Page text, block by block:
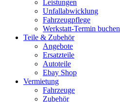
Leistungen
Unfallabwicklung
Fahrzeugpflege
Werkstatt-Termin buchen
Teile & Zubehör
Angebote
Ersatzteile
Autoteile
Ebay Shop
Vermietung
Fahrzeuge
Zubehör